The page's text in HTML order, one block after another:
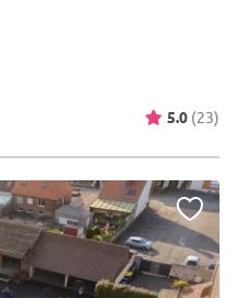
5.0 (23)